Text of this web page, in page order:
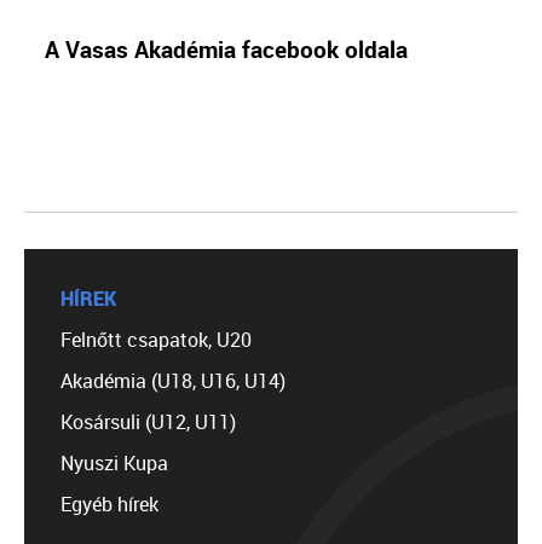
A Vasas Akadémia facebook oldala
HÍREK
Felnőtt csapatok, U20
Akadémia (U18, U16, U14)
Kosársuli (U12, U11)
Nyuszi Kupa
Egyéb hírek